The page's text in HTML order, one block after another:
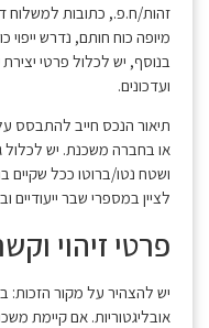
זהות/ח.פ., כתובות למשלוח
מיופה כוח חותם, נדרש ייפוי
בנוסף, יש לכלול פרטי
ועדכונים.
תיאור הנכס חייב להתבסס
או בחברה משכנת. יש
ושטח נטו/ברוטו ככל שקיים
לציין במספרי שבר ייעודיים
פרטי זיהוי
יש להצהיר על מקור הזכות:
אובליגטוריות. אם קיימת